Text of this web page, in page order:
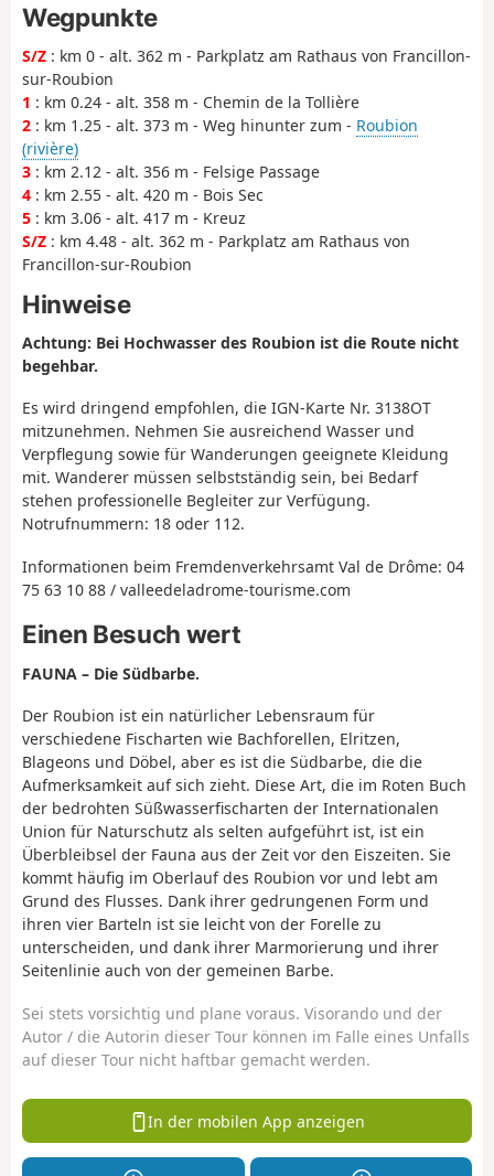
Wegpunkte
S/Z : km 0 - alt. 362 m - Parkplatz am Rathaus von Francillon-
sur-Roubion
1 : km 0.24 - alt. 358 m - Chemin de la Tollière
2 : km 1.25 - alt. 373 m - Weg hinunter zum - Roubion
(rivière)
3 : km 2.12 - alt. 356 m - Felsige Passage
4 : km 2.55 - alt. 420 m - Bois Sec
5 : km 3.06 - alt. 417 m - Kreuz
S/Z : km 4.48 - alt. 362 m - Parkplatz am Rathaus von
Francillon-sur-Roubion
Hinweise
Achtung: Bei Hochwasser des Roubion ist die Route nicht
begehbar.
Es wird dringend empfohlen, die IGN-Karte Nr. 3138OT
mitzunehmen. Nehmen Sie ausreichend Wasser und
Verpflegung sowie für Wanderungen geeignete Kleidung
mit. Wanderer müssen selbstständig sein, bei Bedarf
stehen professionelle Begleiter zur Verfügung.
Notrufnummern: 18 oder 112.
Informationen beim Fremdenverkehrsamt Val de Drôme: 04
75 63 10 88 / valleedeladrome-tourisme.com
Einen Besuch wert
FAUNA – Die Südbarbe.
Der Roubion ist ein natürlicher Lebensraum für
verschiedene Fischarten wie Bachforellen, Elritzen,
Blageons und Döbel, aber es ist die Südbarbe, die die
Aufmerksamkeit auf sich zieht. Diese Art, die im Roten Buch
der bedrohten Süßwasserfischarten der Internationalen
Union für Naturschutz als selten aufgeführt ist, ist ein
Überbleibsel der Fauna aus der Zeit vor den Eiszeiten. Sie
kommt häufig im Oberlauf des Roubion vor und lebt am
Grund des Flusses. Dank ihrer gedrungenen Form und
ihren vier Barteln ist sie leicht von der Forelle zu
unterscheiden, und dank ihrer Marmorierung und ihrer
Seitenlinie auch von der gemeinen Barbe.
Sei stets vorsichtig und plane voraus. Visorando und der
Autor / die Autorin dieser Tour können im Falle eines Unfalls
auf dieser Tour nicht haftbar gemacht werden.
In der mobilen App anzeigen